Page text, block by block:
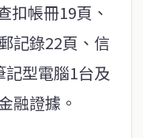
扣帳冊19頁、
記錄22頁、信
型電腦1台及
融證據。